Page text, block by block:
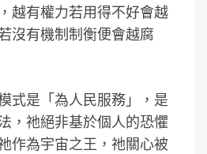
越有權力若用得不好會越
沒有機制制衡便會越腐
式是「為人民服務」，是
，祂絕非基於個人的恐懼
作為宇宙之王，祂關心被